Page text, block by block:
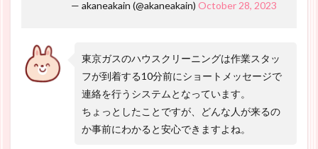
— akaneakain (@akaneakain) October 28, 2023
東京ガスのハウスクリーニングは作業スタッ
フが到着する10分前にショートメッセージで
連絡を行うシステムとなっています。
ちょっとしたことですが、どんな人が来るの
か事前にわかると安心できますよね。